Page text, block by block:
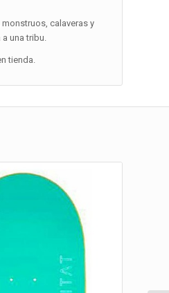
calaveras y
una tribu.
tienda.